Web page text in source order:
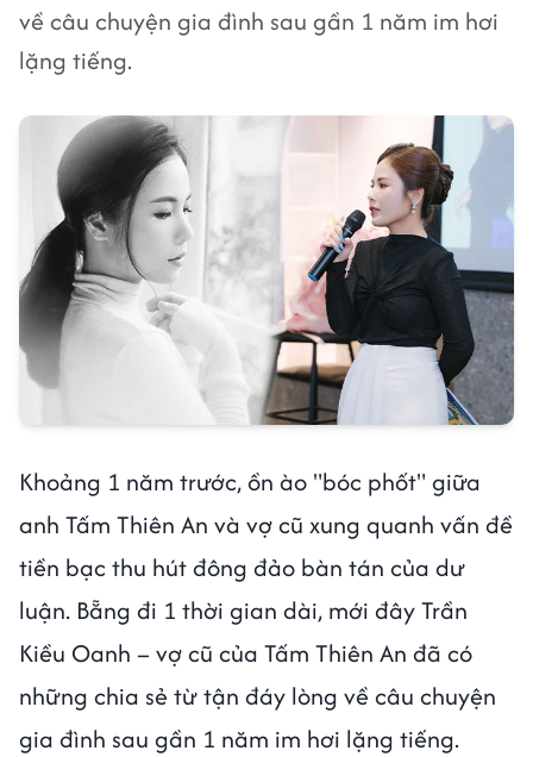
về câu chuyện gia đình sau gần 1 năm im hơi
lặng tiếng.
Khoảng 1 năm trước, ồn ào "bóc phốt" giữa
anh Tấm Thiên An và vợ cũ xung quanh vấn đề
tiền bạc thu hút đông đảo bàn tán của dư
luận. Bẵng đi 1 thời gian dài, mới đây Trần
Kiều Oanh – vợ cũ của Tấm Thiên An đã có
những chia sẻ từ tận đáy lòng về câu chuyện
gia đình sau gần 1 năm im hơi lặng tiếng.